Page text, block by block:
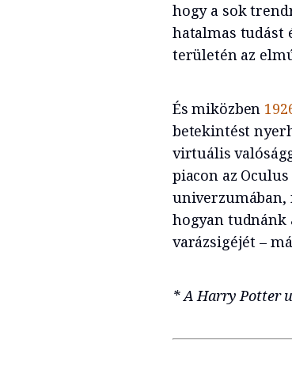
hogy a sok
hatalmas tudást
területén az
És miközben
betekintést
virtuális
piacon az
univerzumában,
hogyan tudnánk
varázsigéjét –
* A Harry Potter